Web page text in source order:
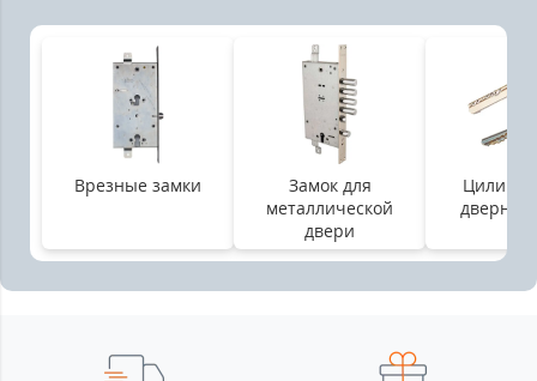
Врезные замки
Замок для
металлической
двери
дверной